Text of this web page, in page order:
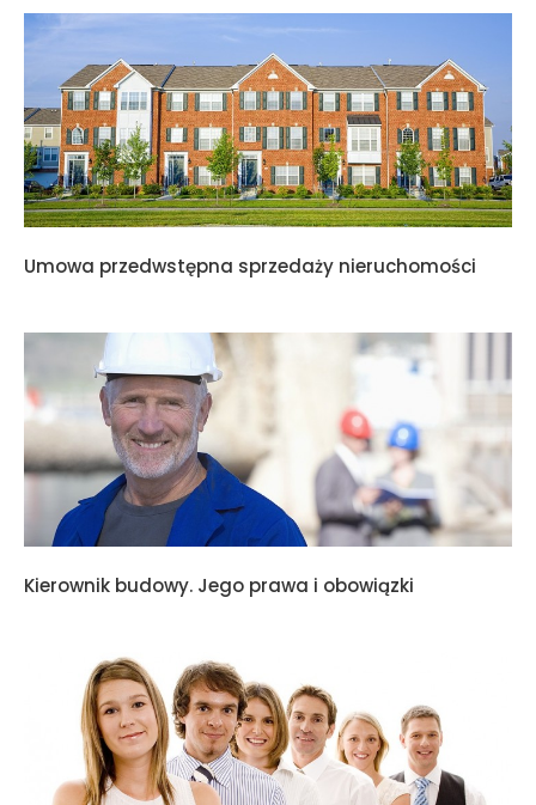
Umowa przedwstępna sprzedaży nieruchomości
Kierownik budowy. Jego prawa i obowiązki